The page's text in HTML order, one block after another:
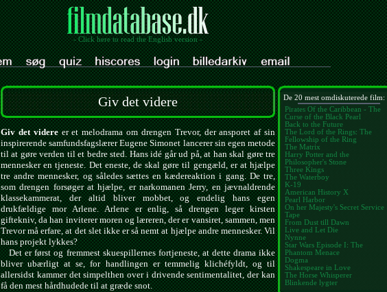
- Click here to read the English version -
Giv det videre
Giv det videreer et melodrama om drengen Trevor, der ansporet af sin
inspirerende samfundsfagslærer Eugene Simonet lancerer sin egen metode
til at gøre verden til et bedre sted. Hans idé går ud på, at han skal gøre tre
mennesker en tjeneste. Det eneste, de skal gøre til gengæld, er at hjælpe
tre andre mennesker, og således sættes en kædereaktion i gang. De tre,
som drengen forsøger at hjælpe, er narkomanen Jerry, en jævnaldrende
klassekammerat, der altid bliver mobbet, og endelig hans egen
drukfældige mor Arlene. Arlene er enlig, så drengen leger kirsten
giftekniv, da han inviterer moren og læreren, der er vansiret, sammen, men
Trevor må erfare, at det slet ikke er så nemt at hjælpe andre mennesker. Vil
hans projekt lykkes?
Det er først og fremmest skuespillernes fortjeneste, at dette drama ikke
bliver ubærligt at se, for handlingen er temmelig klichéfyldt, og til
allersidst kammer det simpelthen over i drivende sentimentalitet, der kan
få den mest hårdhudede til at græde snot.
De 20 mest omdiskuterede film:
Pirates Of the Caribbean - The
Curse of the Black Pearl
Back to the Future
The Lord of the Rings: The
Fellowship of the Ring
The Matrix
Harry Potter and the
Philosopher's Stone
Three Kings
The Waterboy
K-19
American History X
Pearl Harbor
On her Majesty's Secret Service
Tape
From Dust till Dawn
Live and Let Die
Nynne
Star Wars Episode I: The
Phantom Menace
Dogma
Shakespeare in Love
The Horse Whisperer
Blinkende lygter